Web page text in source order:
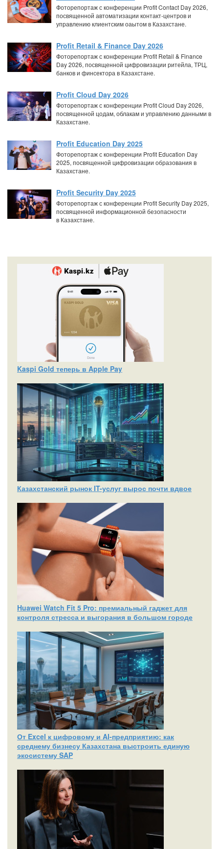
Фоторепортаж с конференции Profit Contact Day 2026,
посвященной автоматизации контакт-центров и
управлению клиентским оаытом в Казахстане.
Profit Retail & Finance Day 2026
Фоторепортаж с конференции Profit Retail & Finance
Day 2026, посвященной цифровизации ритейла, ТРЦ,
банков и финсектора в Казахстане.
Profit Cloud Day 2026
Фоторепортаж с конференции Profit Cloud Day 2026,
посвященной цодам, облакам и управлению данными в
Казахстане.
Profit Education Day 2025
Фоторепортаж с конференции Profit Education Day
2025, посвященной цифровизации образования в
Казахстане.
Profit Security Day 2025
Фоторепортаж с конференции Profit Security Day 2025,
посвященной информационной безопасности
в Казахстане.
Kaspi Gold теперь в Apple Pay
Казахстанский рынок IT-услуг вырос почти вдвое
Huawei Watch Fit 5 Pro: премиальный гаджет для
контроля стресса и выгорания в большом городе
От Excel к цифровому и AI‑предприятию: как
среднему бизнесу Казахстана выстроить единую
экосистему SAP